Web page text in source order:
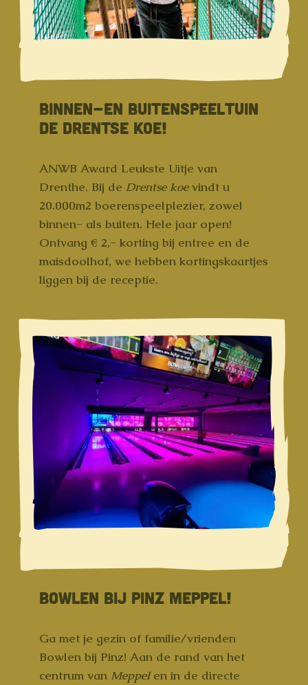
BINNEN-EN BUITENSPEELTUIN
DE DRENTSE KOE!
ANWB Award Leukste Uitje van
Drenthe. Bij de Drentse koevindt u
20.000m2 boerenspeelplezier, zowel
binnen- als buiten. Hele jaar open!
Ontvang € 2,- korting bij entree en de
maisdoolhof, we hebben kortingskaartjes
liggen bij de receptie.
BOWLEN BIJ PINZ MEPPEL!
Ga met je gezin of familie/vrienden
Bowlen bij Pinz! Aan de rand van het
centrum van Meppelen in de directe